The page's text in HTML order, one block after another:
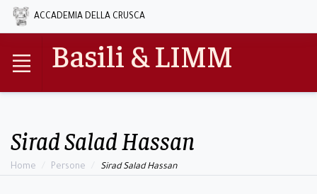
ACCADEMIA DELLA CRUSCA
Basili & LIMM
Sirad Salad Hassan
Home Persone Sirad Salad Hassan